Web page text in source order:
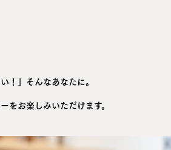
！」そんなあなたに。
をお楽しみいただけます。